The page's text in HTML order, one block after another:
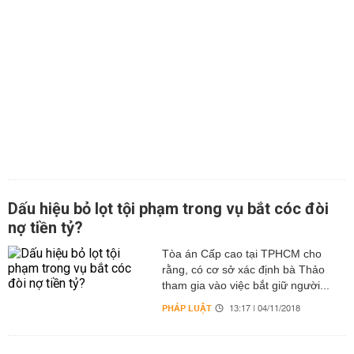
Dấu hiệu bỏ lọt tội phạm trong vụ bắt cóc đòi
nợ tiền tỷ?
Tòa án Cấp cao tại TPHCM cho
rằng, có cơ sở xác định bà Thảo
tham gia vào việc bắt giữ người...
PHÁP LUẬT 13:17 | 04/11/2018